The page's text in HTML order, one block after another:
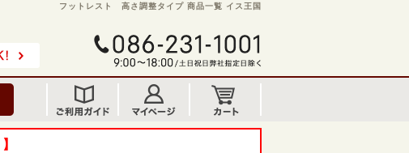
フットレスト 高さ調整タイプ 商品一覧 イス王国